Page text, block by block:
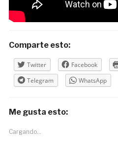
Comparte esto:
Twitter Facebook
Telegram
WhatsApp
Me gusta esto:
Cargando...